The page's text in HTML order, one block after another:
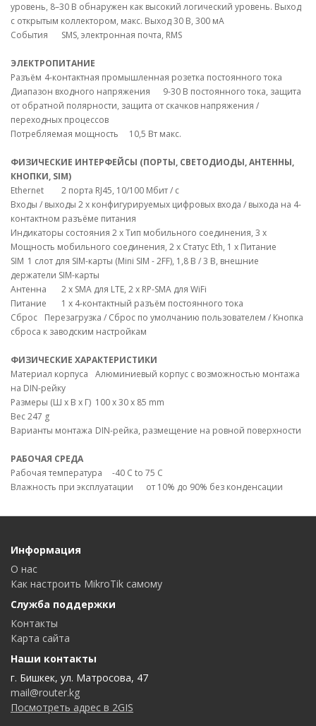
уровень, 8–30 В обнаружен как высокий логический уровень. Выход
с открытым коллектором, макс. Выход 30 В, 300 мА
События
SMS, электронная почта, RMS
ЭЛЕКТРОПИТАНИЕ
Разъём 4-контактная промышленная розетка постоянного тока
Диапазон входного напряжения
9-30 В постоянного тока, защита
от обратной полярности, защита от скачков напряжения /
переходных процессов
Потребляемая мощность
10,5 Вт макс.
ФИЗИЧЕСКИЕ ИНТЕРФЕЙСЫ (ПОРТЫ, СВЕТОДИОДЫ, АНТЕННЫ,
КНОПКИ, SIM)
Ethernet
2 порта RJ45, 10/100 Мбит / с
Входы / выходы 2 x конфигурируемых цифровых входа / выхода на 4-
контактном разъёме питания
Индикаторы состояния 2 x Тип мобильного соединения, 3 x
Мощность мобильного соединения, 2 x Статус Eth, 1 x Питание
SIM 1 слот для SIM-карты (Mini SIM - 2FF), 1,8 В / 3 В, внешние
держатели SIM-карты
Антенна
2 x SMA для LTE, 2 x RP-SMA для WiFi
Питание
1 x 4-контактный разъём постоянного тока
Сброс
Перезагрузка / Сброс по умолчанию пользователем / Кнопка
сброса к заводским настройкам
ФИЗИЧЕСКИЕ ХАРАКТЕРИСТИКИ
Материал корпуса
Алюминиевый корпус с возможностью монтажа
на DIN-рейку
Размеры (Ш x В x Г) 100 x 30 x 85 mm
Вес247 g
Варианты монтажа DIN-рейка, размещение на ровной поверхности
РАБОЧАЯ СРЕДА
Рабочая температура
-40 C to 75 C
Влажность при эксплуатации
от 10% до 90% без конденсации
Информация
О нас
Как настроить MikroTik самому
Служба поддержки
Контакты
Карта сайта
Наши контакты
г. Бишкек, ул. Матросова, 47
mail@router.kg
Посмотреть адрес в 2GIS